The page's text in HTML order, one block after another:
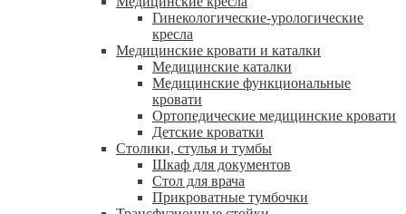
Гинекологические-урологические
кресла
Медицинские кровати и каталки
Медицинские каталки
Медицинские функциональные
кровати
Ортопедические медицинские кровати
Детские кроватки
Столики, стулья и тумбы
Шкаф для документов
Стол для врача
Прикроватные тумбочки